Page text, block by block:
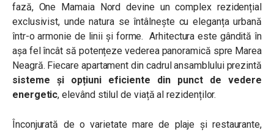
fază, One Mamaia Nord devine un complex rezidențial
exclusivist, unde natura se întâlnește cu eleganța urbană
într-o armonie de linii și forme. Arhitectura este gândită în
așa fel încât să potențeze vederea panoramică spre Marea
Neagră. Fiecare apartament din cadrul ansamblului prezintă
sisteme și opțiuni eficiente din punct de vedere
energetic, elevând stilul de viață al rezidenților.
Înconjurată de o varietate mare de plaje și restaurante,